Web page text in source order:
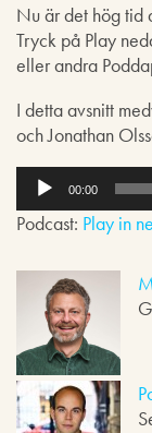
Nu är det hög tid
Tryck på Play
eller andra
I detta avsnitt
och Jonathan
u
d
p
r
e
00:00
Podcast: Play in